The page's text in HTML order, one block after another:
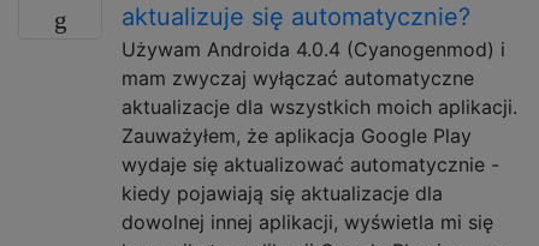
aktualizuje się automatycznie?
Używam Androida 4.0.4 (Cyanogenmod) i
mam zwyczaj wyłączać automatyczne
aktualizacje dla wszystkich moich aplikacji.
Zauważyłem, że aplikacja Google Play
wydaje się aktualizować automatycznie -
kiedy pojawiają się aktualizacje dla
dowolnej innej aplikacji, wyświetla mi się